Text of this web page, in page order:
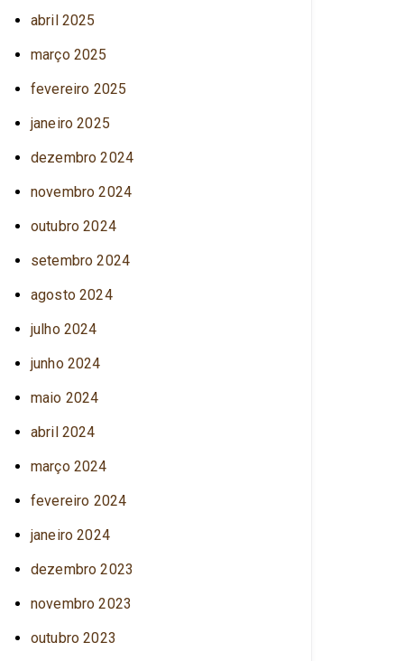
abril 2025
março 2025
fevereiro 2025
janeiro 2025
dezembro 2024
novembro 2024
outubro 2024
setembro 2024
agosto 2024
julho 2024
junho 2024
maio 2024
abril 2024
março 2024
fevereiro 2024
janeiro 2024
dezembro 2023
novembro 2023
outubro 2023